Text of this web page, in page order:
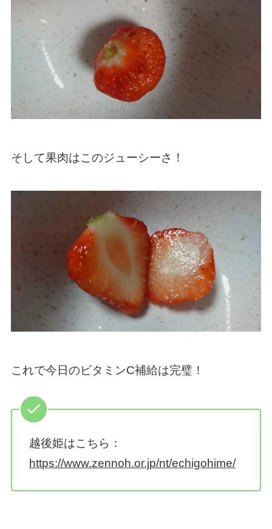
そして果肉はこのジューシーさ！
これで今日のビタミンC補給は完璧！
越後姫はこちら：
https://www.zennoh.or.jp/nt/echigohime/